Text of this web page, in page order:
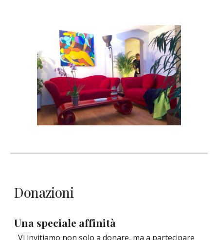
Donazioni
Una speciale affinità
Vi invitiamo non solo a donare, ma a partecipare